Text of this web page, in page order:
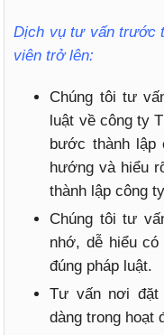
Dịch vụ tư vấn trước
viên trở lên:
Chúng tôi tư
luật về công ty
bước thành lập
hướng và hiểu
thành lập công
Chúng tôi tư
nhớ, dễ hiểu
đúng pháp luật.
Tư vấn nơi đặt
dàng trong hoạt